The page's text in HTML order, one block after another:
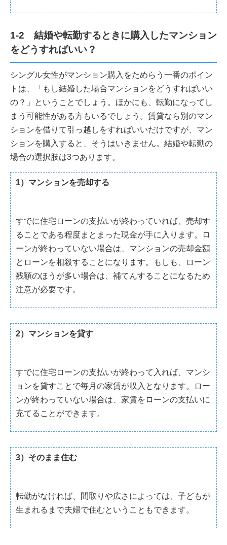
1-2 結婚や転勤するときに購入したマンション
をどうすればいい？
シングル女性がマンション購入をためらう一番のポイン
トは、「もし結婚した場合マンションをどうすればいい
の？」ということでしょう。ほかにも、転勤になってし
まう可能性がある方もいるでしょう。賃貸なら別のマン
ションを借りて引っ越しをすればいいだけですが、マン
ションを購入すると、そうはいきません。結婚や転勤の
場合の選択肢は3つあります。
1）マンションを売却する
すでに住宅ローンの支払いが終わっていれば、売却す
ることである程度まとまった現金が手に入ります。ロ
ーンが終わっていない場合は、マンションの売却金額
とローンを相殺することになります。もしも、ローン
残額のほうが多い場合は、補てんすることになるため
注意が必要です。
2）マンションを貸す
すでに住宅ローンの支払いが終わって入れば、マンシ
ョンを貸すことで毎月の家賃が収入となります。ロー
ンが終わっていない場合は、家賃をローンの支払いに
充てることができます。
3）そのまま住む
転勤がなければ、間取りや広さによっては、子どもが
生まれるまで夫婦で住むということもできます。